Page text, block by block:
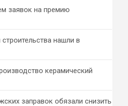
заявок на премию
нашли в
керамический
заправок обязали снизить